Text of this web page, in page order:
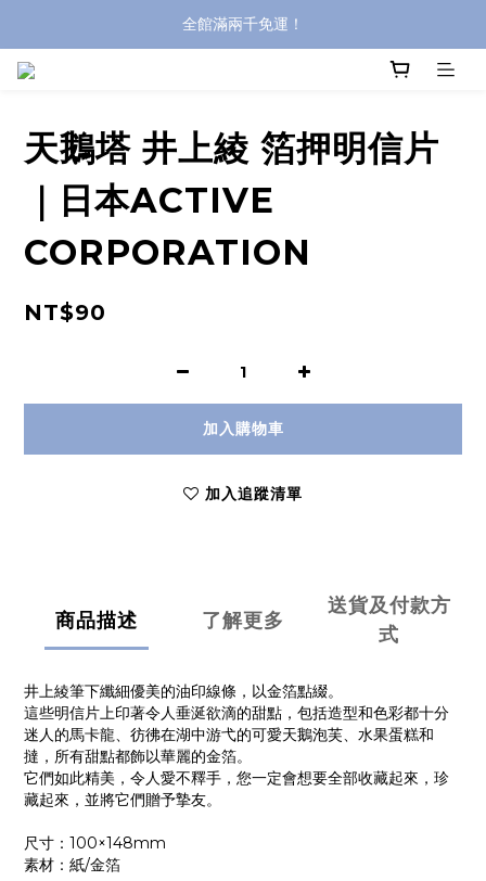
全館滿兩千免運！
全館滿兩千免運！
天鵝塔 井上綾 箔押明信片
｜日本ACTIVE
CORPORATION
NT$90
加入購物車
加入追蹤清單
商品描述 了解更多
送貨及付款方
式
井上綾筆下纖細優美的油印線條，以金箔點綴。
這些明信片上印著令人垂涎欲滴的甜點，包括造型和色彩都十分
迷人的馬卡龍、彷彿在湖中游弋的可愛天鵝泡芙、水果蛋糕和
撻，所有甜點都飾以華麗的金箔。
它們如此精美，令人愛不釋手，您一定會想要全部收藏起來，珍
藏起來，並將它們贈予摯友。
尺寸：100×148mm
素材：紙/金箔